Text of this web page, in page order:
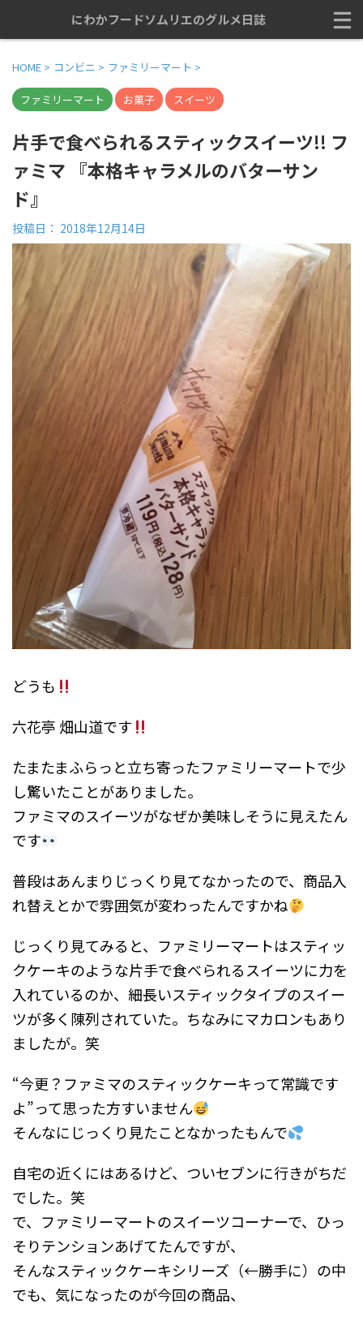
にわかフードソムリエのグルメ日誌
HOME > コンビニ > ファミリーマート >
ファミリーマート お菓子 スイーツ
片手で食べられるスティックスイーツ!! フ
ァミマ 『本格キャラメルのバターサン
ド』
投稿日： 2018年12月14日
どうも
六花亭 畑山道です
たまたまふらっと立ち寄ったファミリーマートで少
し驚いたことがありました。
ファミマのスイーツがなぜか美味しそうに見えたん
です
普段はあんまりじっくり見てなかったので、商品入
れ替えとかで雰囲気が変わったんですかね
じっくり見てみると、ファミリーマートはスティッ
クケーキのような片手で食べられるスイーツに力を
入れているのか、細長いスティックタイプのスイー
ツが多く陳列されていた。ちなみにマカロンもあり
ましたが。笑
“今更？ファミマのスティックケーキって常識です
よ”って思った方すいません
そんなにじっくり見たことなかったもんで
自宅の近くにはあるけど、ついセブンに行きがちだ
でした。笑
で、ファミリーマートのスイーツコーナーで、ひっ
そりテンションあげてたんですが、
そんなスティックケーキシリーズ（←勝手に）の中
でも、気になったのが今回の商品、